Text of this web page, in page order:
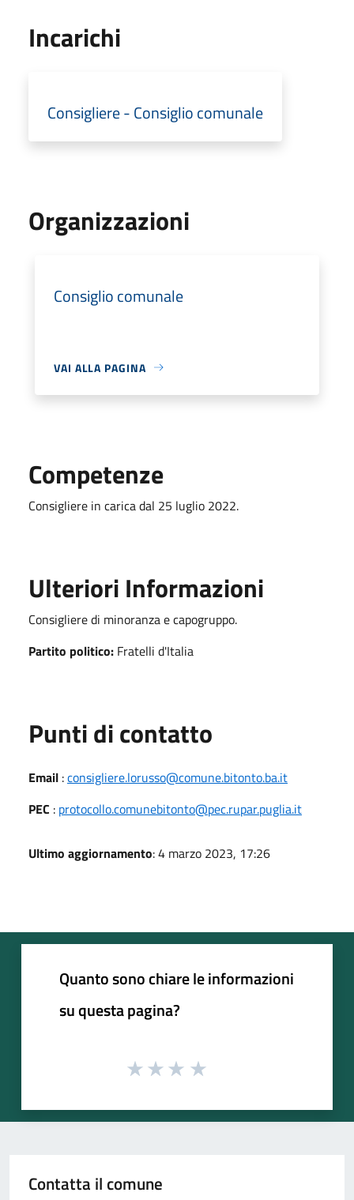
Incarichi
Consigliere - Consiglio comunale
Organizzazioni
Consiglio comunale
VAI ALLA PAGINA
Competenze
Consigliere in carica dal 25 luglio 2022.
Ulteriori Informazioni
Consigliere di minoranza e capogruppo.
Partito politico: Fratelli d'Italia
Punti di contatto
Email :consigliere.lorusso@comune.bitonto.ba.it
PEC : protocollo.comunebitonto@pec.rupar.puglia.it
Ultimo aggiornamento: 4 marzo 2023, 17:26
Quanto sono chiare le informazioni
su questa pagina?
Contatta il comune